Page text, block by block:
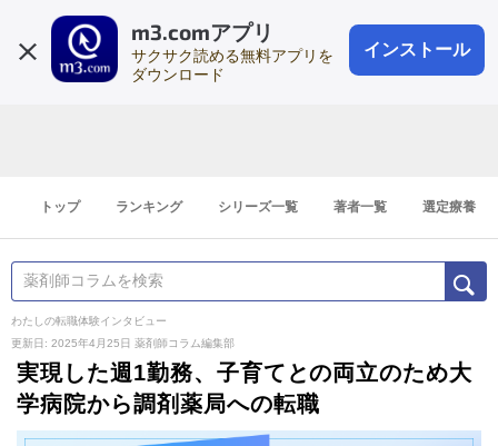
m3.comアプリ
サクサク読める無料アプリを
ダウンロード
インストール
会員登録
登録1分
トップ ランキング シリーズ一覧 著者一覧 選定療養
わたしの転職体験インタビュー
更新日: 2025年4月25日 薬剤師コラム編集部
実現した週1勤務、子育てとの両立のため大
学病院から調剤薬局への転職